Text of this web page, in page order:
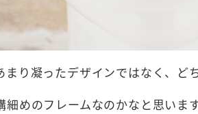
まり凝ったデザインではなく、ど
細めのフレームなのかなと思いま